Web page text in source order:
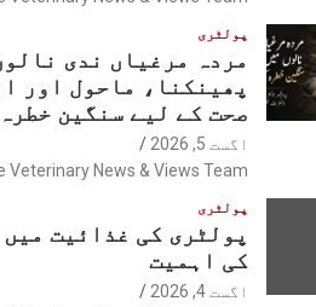
پولٹری
مردہ مرغیاں ندی
پھینکنا، ماحول اور
صحت کے لیے سنگین خطرہ
اگست 5, 2026
Veterinary News & Views Team
پولٹری
پولٹری کی غذائیت میں
کی اہمیت
اگست 4, 2026